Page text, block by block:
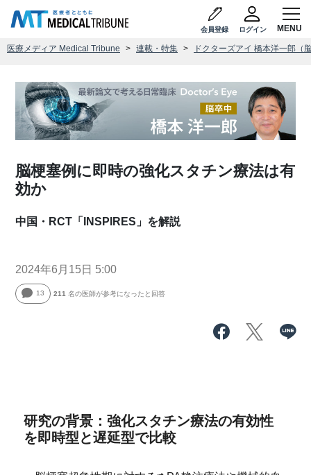
会員登録 ログイン
医療メディア Medical Tribune 連載・特集 ドクターズアイ 橋本洋一郎（
脳梗塞例に即時の強化スタチン療法は有
効か
中国・RCT「INSPIRES」を解説
2024年6月15日 5:00
13 211 名の医師が参考になったと回答
研究の背景：強化スタチン療法の有効性
を即時型と遅延型で比較